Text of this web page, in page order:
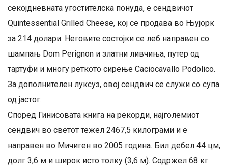
секојдневната угостителска понуда, е сендвичот
Quintessential Grilled Cheese, кој се продава во Њујорк
за 214 долари. Неговите состојки се леб направен со
шампањ Dom Perignon и златни ливчиња, путер од
тартуфи и многу реткото сирење Caciocavallo Podolico.
За дополнителен луксуз, овој сендвич се служи со супа
од јастог.
Според Гинисовата книга на рекорди, најголемиот
сендвич во светот тежел 2467,5 килограми и е
направен во Мичиген во 2005 година. Бил дебел 44 цм,
долг 3,6 м и широк исто толку (3,6 м). Содржел 68 кг